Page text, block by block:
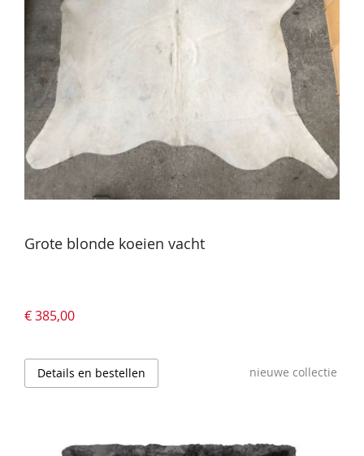
Grote blonde koeien vacht
€ 385,00
Details en bestellen nieuwe collectie